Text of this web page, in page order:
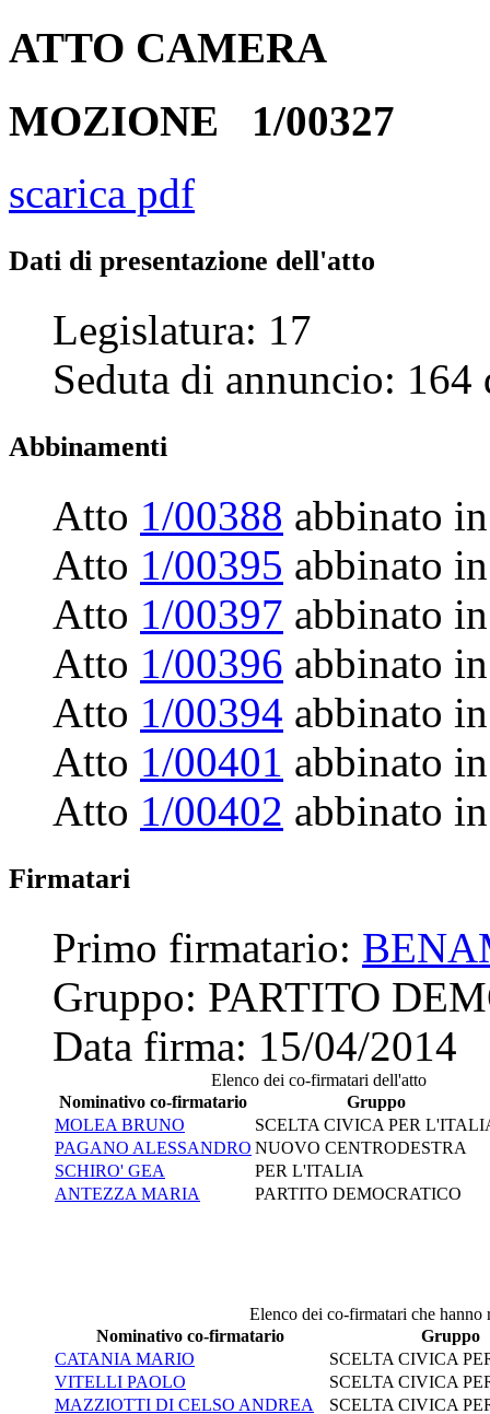
ATTO CAMERA
MOZIONE 1/00327
scarica pdf
Dati di presentazione dell'atto
Legislatura: 17
Seduta di annuncio: 164
Abbinamenti
Atto 1/00388 abbinato
Atto 1/00395 abbinato
Atto 1/00397 abbinato
Atto 1/00396 abbinato
Atto 1/00394 abbinato
Atto 1/00401 abbinato
Atto 1/00402 abbinato
Firmatari
Primo firmatario:
Gruppo: PARTITO
Data firma: 15/04/2014
Elenco dei co-firmatari dell'atto
Nominativo co-firmatario
Gruppo
MOLEA BRUNO
SCELTA CIVICA PER
PAGANO ALESSANDRO NUOVO CENTRODESTRA
SCHIRO' GEA
PER L'ITALIA
ANTEZZA MARIA
PARTITO DEMOCRATICO
Elenco dei co-firmatari che hanno
Nominativo co-firmatario
Gruppo
CATANIA MARIO
SCELTA CIVICA
VITELLI PAOLO
SCELTA CIVICA
MAZZIOTTI DI CELSO ANDREA
SCELTA CIVICA